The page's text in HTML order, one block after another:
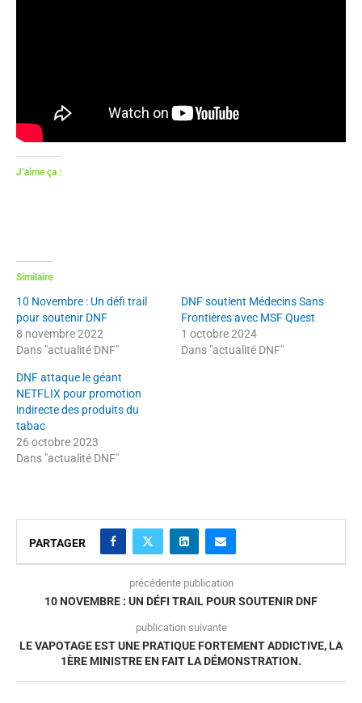
J’aime ça :
Similaire
10 Novembre : Un défi trail
pour soutenir DNF
8 novembre 2022
Dans "actualité DNF"
DNF soutient Médecins Sans
Frontières avec MSF Quest
1 octobre 2024
Dans "actualité DNF"
DNF attaque le géant
NETFLIX pour promotion
indirecte des produits du
tabac
26 octobre 2023
Dans "actualité DNF"
PARTAGER
précédente publication
10 NOVEMBRE : UN DÉFI TRAIL POUR SOUTENIR DNF
publication suivante
LE VAPOTAGE EST UNE PRATIQUE FORTEMENT ADDICTIVE, LA
1ÈRE MINISTRE EN FAIT LA DÉMONSTRATION.